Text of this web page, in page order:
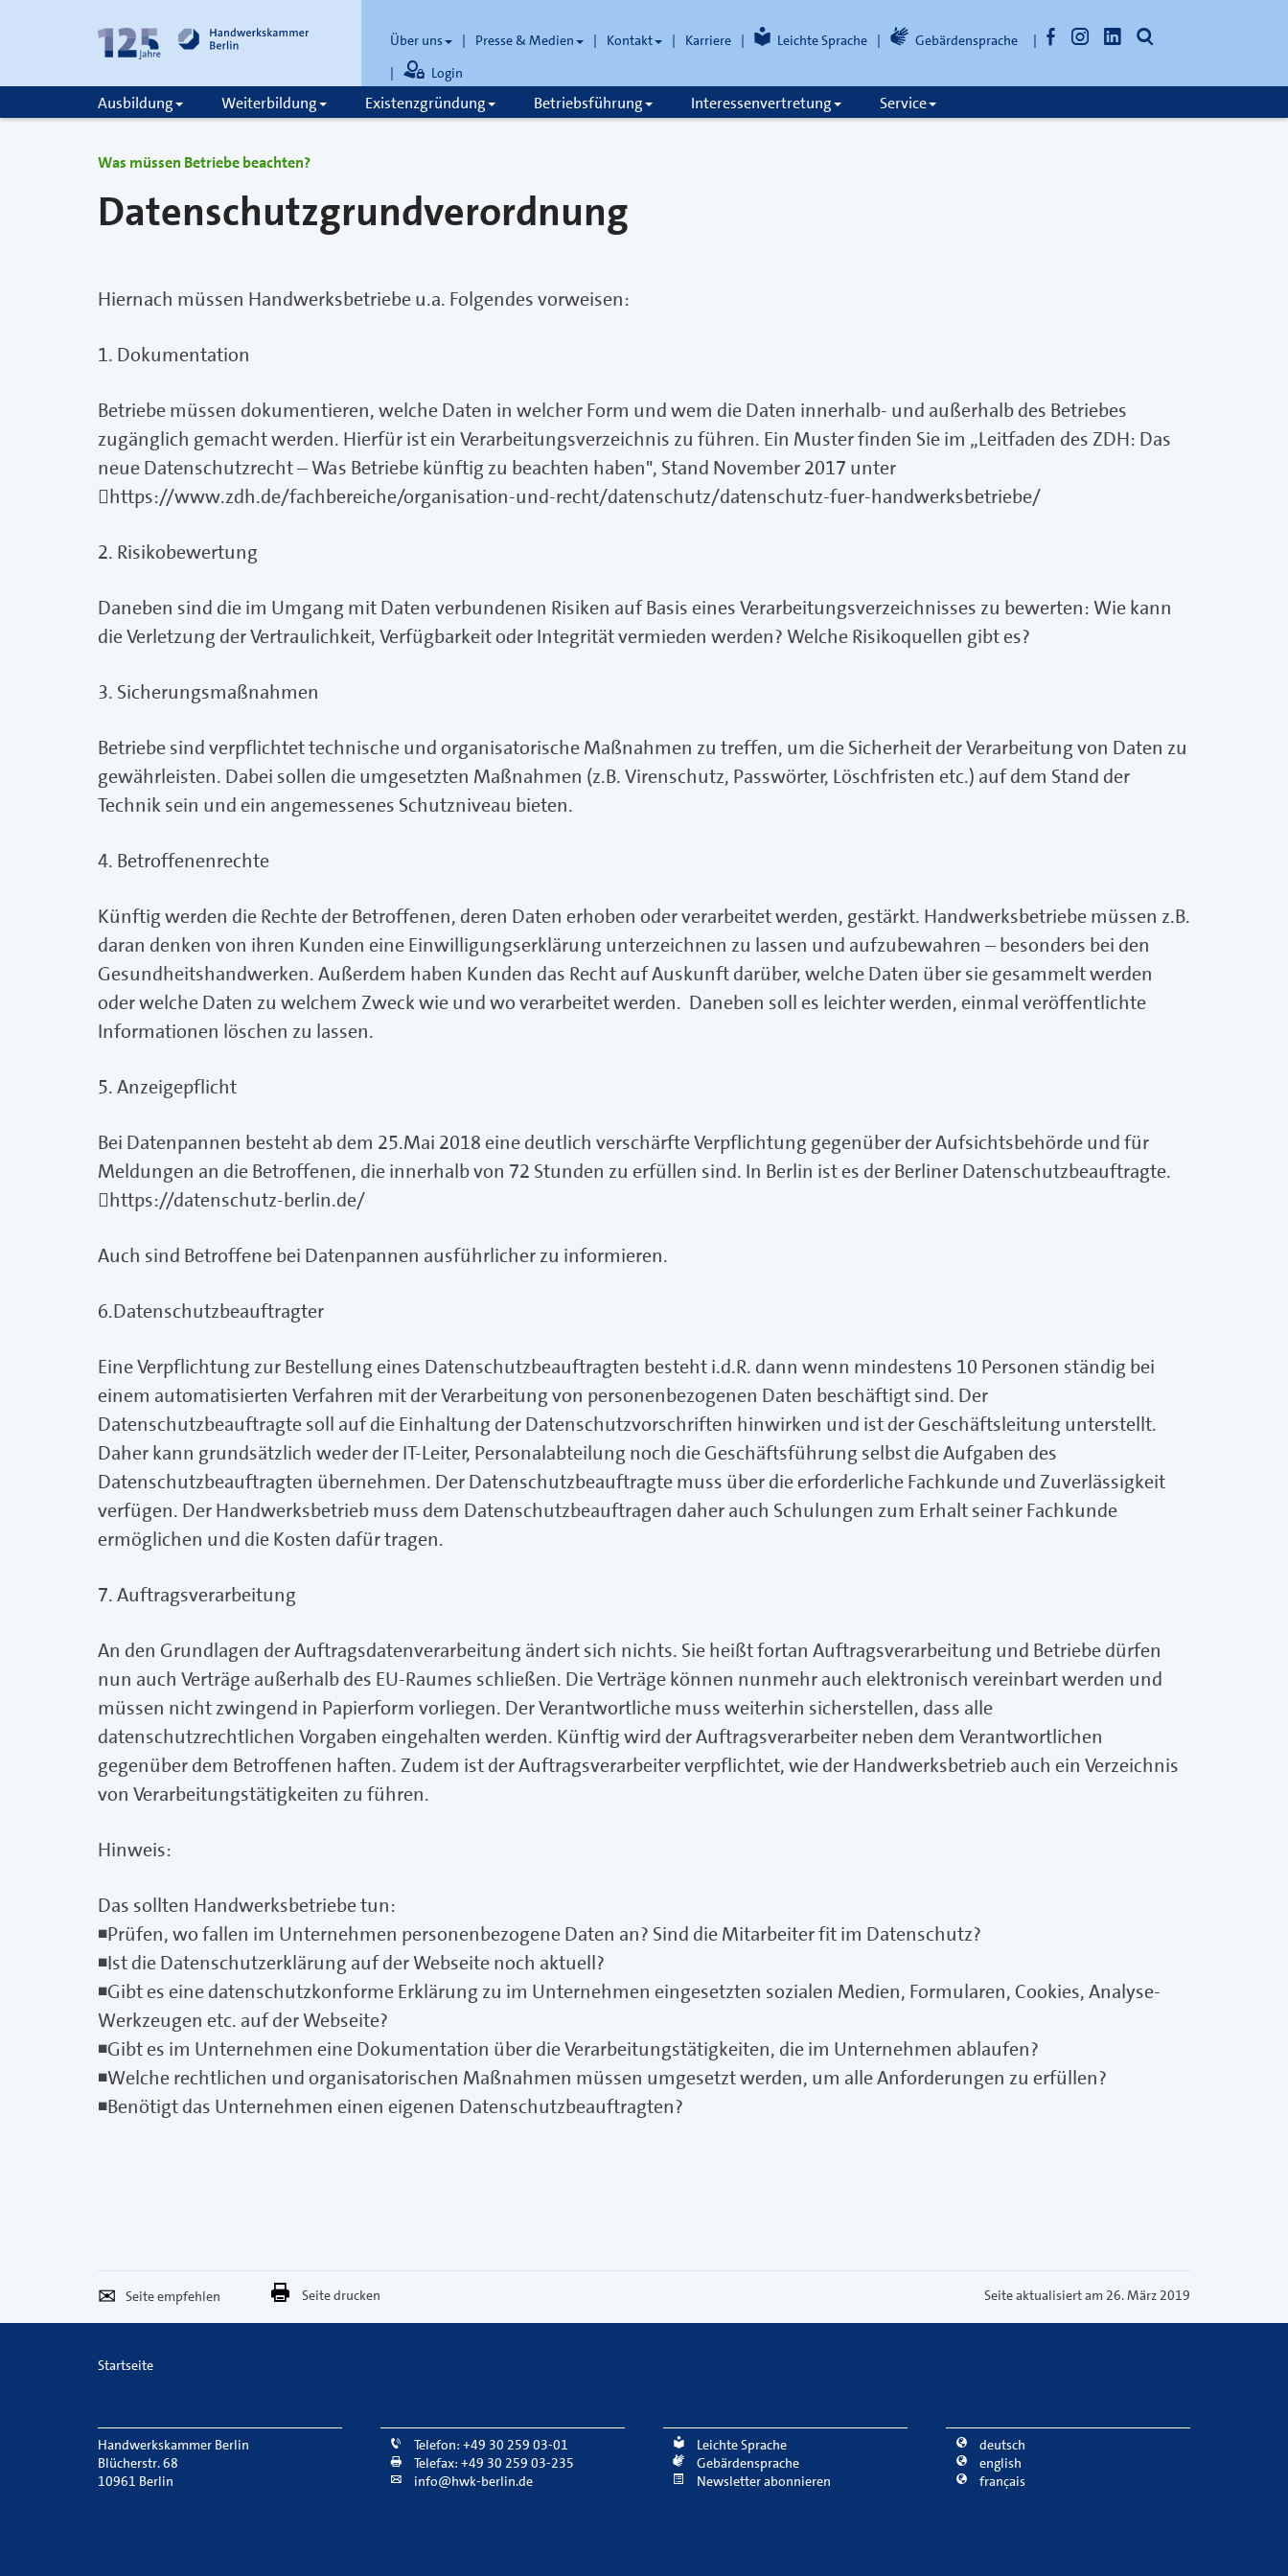
zum
zur
Über uns Presse & Medien Kontakt Karriere Leichte Sprache Gebärdensprache FacebookInstagramLinkedInSuche
Login
Ausbildung Weiterbildung Existenzgründung Betriebsführung Interessenvertretung Service
Was müssen Betriebe beachten?
Datenschutzgrundverordnung
Hiernach müssen Handwerksbetriebe u.a. Folgendes vorweisen:
1. Dokumentation
Betriebe müssen dokumentieren, welche Daten in welcher Form und wem die Daten innerhalb- und außerhalb des Betriebes
zugänglich gemacht werden. Hierfür ist ein Verarbeitungsverzeichnis zu führen. Ein Muster finden Sie im „Leitfaden des ZDH: Das
neue Datenschutzrecht – Was Betriebe künftig zu beachten haben", Stand November 2017 unter
https://www.zdh.de/fachbereiche/organisation-und-recht/datenschutz/datenschutz-fuer-handwerksbetriebe/
2. Risikobewertung
Daneben sind die im Umgang mit Daten verbundenen Risiken auf Basis eines Verarbeitungsverzeichnisses zu bewerten: Wie kann
die Verletzung der Vertraulichkeit, Verfügbarkeit oder Integrität vermieden werden? Welche Risikoquellen gibt es?
3. Sicherungsmaßnahmen
Betriebe sind verpflichtet technische und organisatorische Maßnahmen zu treffen, um die Sicherheit der Verarbeitung von Daten zu
gewährleisten. Dabei sollen die umgesetzten Maßnahmen (z.B. Virenschutz, Passwörter, Löschfristen etc.) auf dem Stand der
Technik sein und ein angemessenes Schutzniveau bieten.
4. Betroffenenrechte
Künftig werden die Rechte der Betroffenen, deren Daten erhoben oder verarbeitet werden, gestärkt. Handwerksbetriebe müssen z.B.
daran denken von ihren Kunden eine Einwilligungserklärung unterzeichnen zu lassen und aufzubewahren – besonders bei den
Gesundheitshandwerken. Außerdem haben Kunden das Recht auf Auskunft darüber, welche Daten über sie gesammelt werden
oder welche Daten zu welchem Zweck wie und wo verarbeitet werden. Daneben soll es leichter werden, einmal veröffentlichte
Informationen löschen zu lassen.
5. Anzeigepflicht
Bei Datenpannen besteht ab dem 25.Mai 2018 eine deutlich verschärfte Verpflichtung gegenüber der Aufsichtsbehörde und für
Meldungen an die Betroffenen, die innerhalb von 72 Stunden zu erfüllen sind. In Berlin ist es der Berliner Datenschutzbeauftragte.
https://datenschutz-berlin.de/
Auch sind Betroffene bei Datenpannen ausführlicher zu informieren.
6.Datenschutzbeauftragter
Eine Verpflichtung zur Bestellung eines Datenschutzbeauftragten besteht i.d.R. dann wenn mindestens 10 Personen ständig bei
einem automatisierten Verfahren mit der Verarbeitung von personenbezogenen Daten beschäftigt sind. Der
Datenschutzbeauftragte soll auf die Einhaltung der Datenschutzvorschriften hinwirken und ist der Geschäftsleitung unterstellt.
Daher kann grundsätzlich weder der IT-Leiter, Personalabteilung noch die Geschäftsführung selbst die Aufgaben des
Datenschutzbeauftragten übernehmen. Der Datenschutzbeauftragte muss über die erforderliche Fachkunde und Zuverlässigkeit
verfügen. Der Handwerksbetrieb muss dem Datenschutzbeauftragen daher auch Schulungen zum Erhalt seiner Fachkunde
ermöglichen und die Kosten dafür tragen.
7. Auftragsverarbeitung
An den Grundlagen der Auftragsdatenverarbeitung ändert sich nichts. Sie heißt fortan Auftragsverarbeitung und Betriebe dürfen
nun auch Verträge außerhalb des EU-Raumes schließen. Die Verträge können nunmehr auch elektronisch vereinbart werden und
müssen nicht zwingend in Papierform vorliegen. Der Verantwortliche muss weiterhin sicherstellen, dass alle
datenschutzrechtlichen Vorgaben eingehalten werden. Künftig wird der Auftragsverarbeiter neben dem Verantwortlichen
gegenüber dem Betroffenen haften. Zudem ist der Auftragsverarbeiter verpflichtet, wie der Handwerksbetrieb auch ein Verzeichnis
von Verarbeitungstätigkeiten zu führen.
Hinweis:
Das sollten Handwerksbetriebe tun:
◾Prüfen, wo fallen im Unternehmen personenbezogene Daten an? Sind die Mitarbeiter fit im Datenschutz?
◾Ist die Datenschutzerklärung auf der Webseite noch aktuell?
◾Gibt es eine datenschutzkonforme Erklärung zu im Unternehmen eingesetzten sozialen Medien, Formularen, Cookies, Analyse-
Werkzeugen etc. auf der Webseite?
◾Gibt es im Unternehmen eine Dokumentation über die Verarbeitungstätigkeiten, die im Unternehmen ablaufen?
◾Welche rechtlichen und organisatorischen Maßnahmen müssen umgesetzt werden, um alle Anforderungen zu erfüllen?
◾Benötigt das Unternehmen einen eigenen Datenschutzbeauftragten?
Seite
empfehlen
Per
E-
Mail
Seite drucken Seite aktualisiert am 26. März 2019
Startseite
Handwerkskammer Berlin
Blücherstr. 68
10961 Berlin
Telefon: +49 30 259 03-01
Telefax: +49 30 259 03-235
info@hwk-berlin.de
Leichte Sprache
Gebärdensprache
Newsletter abonnieren
deutsch
english
français